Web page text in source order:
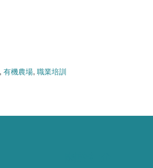
有機農場 職業培訓